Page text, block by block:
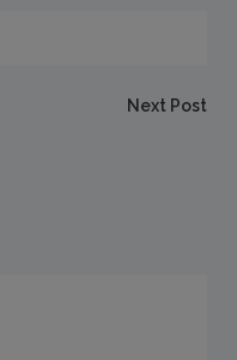
Navegação
Next Post